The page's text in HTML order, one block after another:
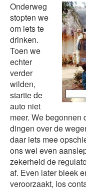
Onderweg
stopten we
om iets te
drinken.
Toen we
echter
verder
wilden,
startte de
auto niet
meer. We begonnen
dingen over de
daar iets mee
ons wel even
zekerheid de
af. Even later bleek
veroorzaakt, los